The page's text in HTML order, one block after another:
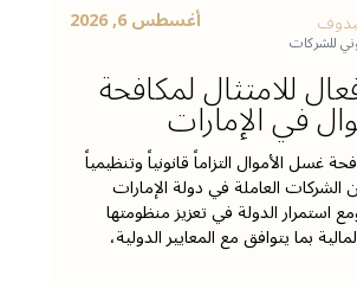
للشركات
أغسطس 6, 2026
للامتثال لمكافحة
في الإمارات
غسل الأموال التزاماً قانونياً وتنظيمياً
الشركات العاملة في دولة الإمارات
استمرار الدولة في تعزيز منظومتها
بما يتوافق مع المعايير الدولية،